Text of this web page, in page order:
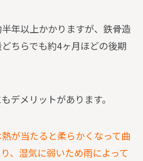
年以上かかりますが、鉄骨造
ちらでも約4ヶ月ほどの後期
デメリットがあります。
が当たると柔らかくなって曲
、湿気に弱いため雨によって